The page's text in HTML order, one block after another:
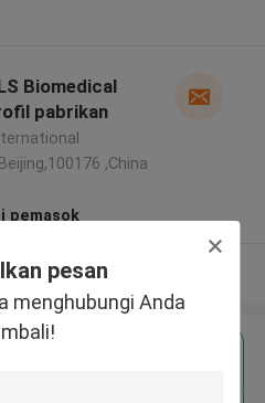
pesan
menghubungi Anda
Biomedical
pabrikan
,China
pemasok
Lebih